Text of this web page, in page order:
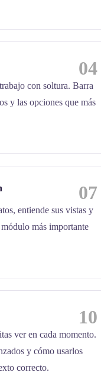
04
con soltura. Barra
y las opciones que más
07
entiende sus vistas y
más importante
10
ver en cada momento.
y cómo usarlos
correcto.